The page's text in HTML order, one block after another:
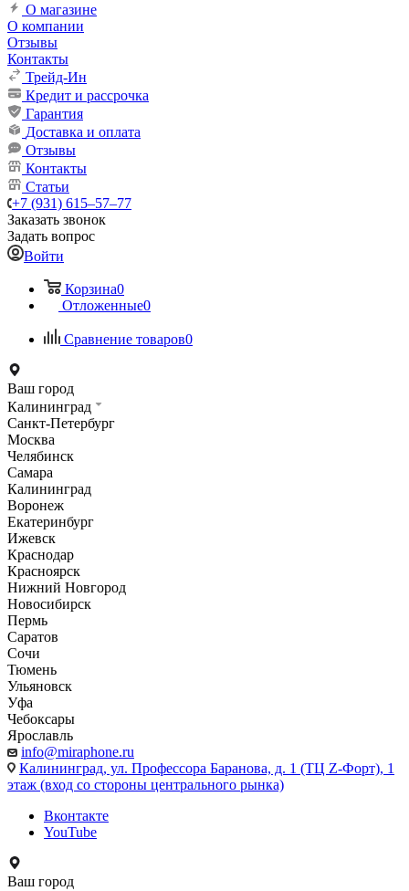
О магазине
О компании
Отзывы
Контакты
Трейд-Ин
Кредит и рассрочка
Гарантия
Доставка и оплата
Отзывы
Контакты
Статьи
+7 (931) 615‒57‒77
Заказать звонок
Задать вопрос
Войти
Корзина0
Отложенные0
Сравнение товаров0
Ваш город
Калининград
Санкт-Петербург
Москва
Челябинск
Самара
Калининград
Воронеж
Екатеринбург
Ижевск
Краснодар
Красноярск
Нижний Новгород
Новосибирск
Пермь
Саратов
Сочи
Тюмень
Ульяновск
Уфа
Чебоксары
Ярославль
info@miraphone.ru
Калининград, ул. Профессора Баранова, д. 1 (ТЦ Z-Форт), 1
этаж (вход со стороны центрального рынка)
Вконтакте
YouTube
Ваш город